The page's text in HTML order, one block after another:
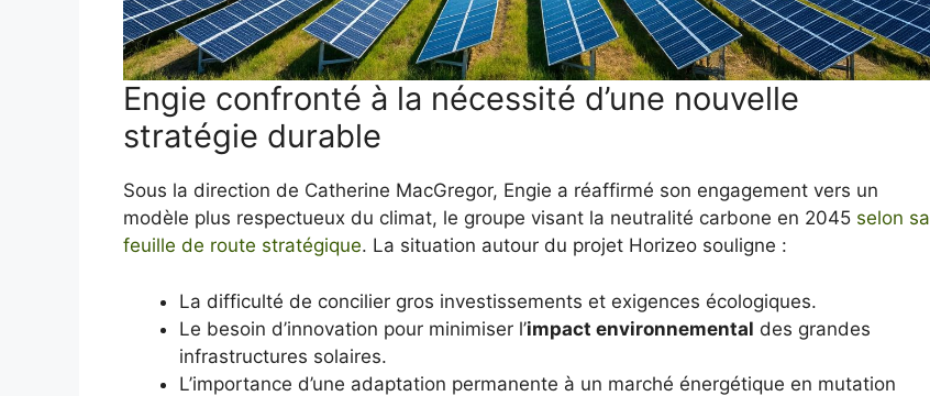
Engie confronté à la nécessité d’une nouvelle
stratégie durable
Sous la direction de Catherine MacGregor, Engie a réaffirmé son engagement vers un
modèle plus respectueux du climat, le groupe visant la neutralité carbone en 2045 selon sa
feuille de route stratégique. La situation autour du projet Horizeo souligne :
La difficulté de concilier gros investissements et exigences écologiques.
Le besoin d’innovation pour minimiser l’impact environnemental des grandes
infrastructures solaires.
L’importance d’une adaptation permanente à un marché énergétique en mutation